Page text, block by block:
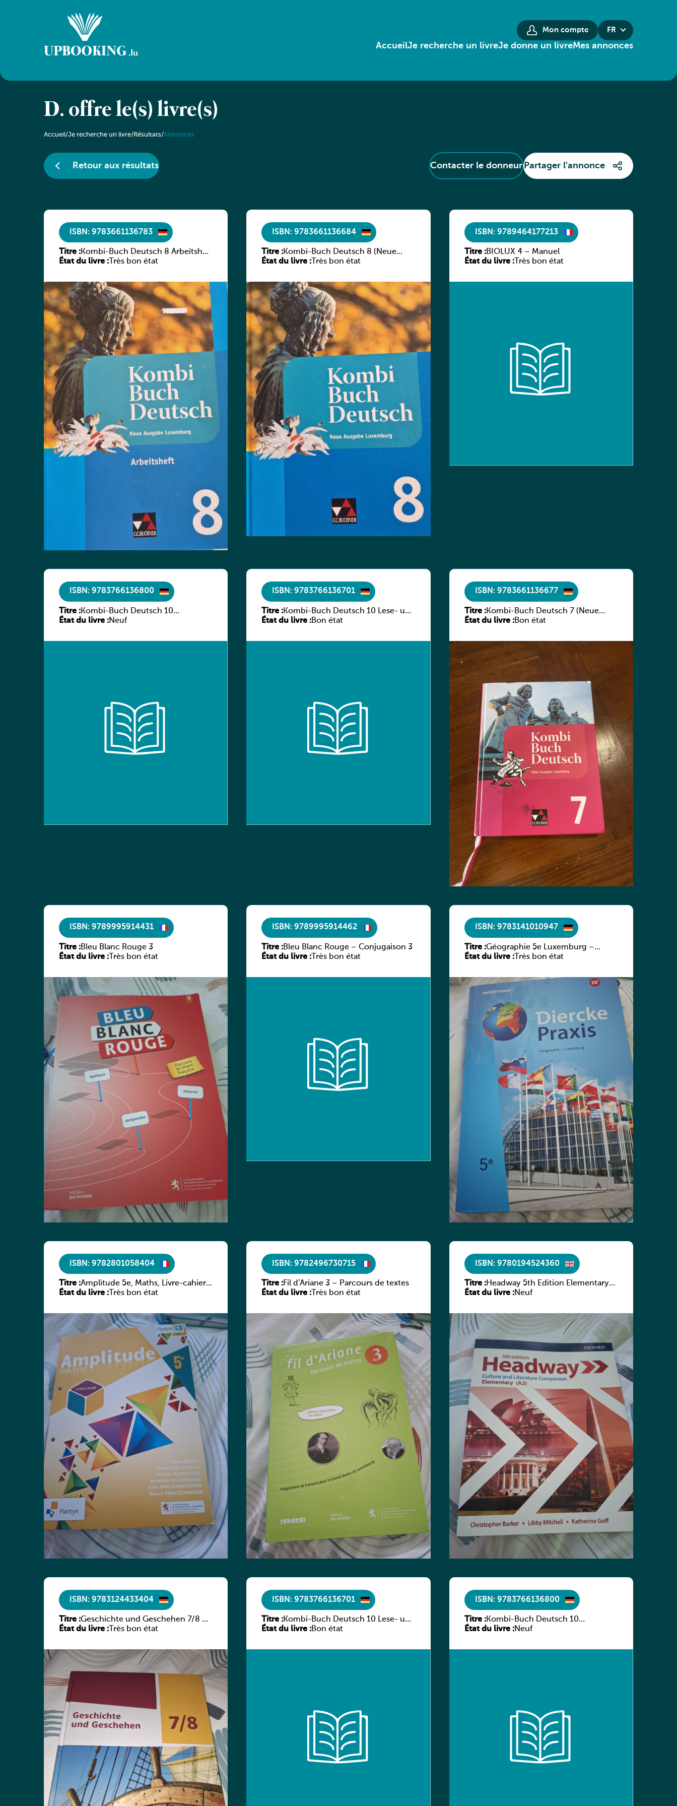
Mon compte FR
AccueilJe recherche un livreJe donne un livreMes annonces
D. offre le(s) livre(s)
Accueil/Je recherche un livre/Résultats/Annonces
Retour aux résultats Contacter le donneur Partager l'annonce
ISBN: 9783661136783
Titre :Kombi-Buch Deutsch 8 Arbeitsheft
(Neue Ausgabe Luxemburg)
État du livre : Très bon état
ISBN: 9783661136684
Titre :Kombi-Buch Deutsch 8 (Neue
Ausgabe Luxemburg)
État du livre : Très bon état
ISBN: 9789464177213
Titre :BIOLUX 4 – Manuel
État du livre :Très bon état
ISBN: 9783766136800
Titre :Kombi-Buch Deutsch 10
Arbeitsheft
État du livre :Neuf
ISBN: 9783766136701
Titre :Kombi-Buch Deutsch 10 Lese- und
Sprachbuch
État du livre :Bon état
ISBN: 9783661136677
Titre :Kombi-Buch Deutsch 7 (Neue
Ausgabe Luxemburg)
État du livre :Bon état
ISBN: 9789995914431
Titre :Bleu Blanc Rouge 3
État du livre : Très bon état
ISBN: 9789995914462
Titre :Bleu Blanc Rouge – Conjugaison 3
État du livre : Très bon état
ISBN: 9783141010947
Titre :Géographie 5e Luxemburg –
Diercke Praxis
État du livre :Très bon état
ISBN: 9782801058404
Titre :Amplitude 5e, Maths, Livre-cahier,
version luxembourgeoise
État du livre : Très bon état
ISBN: 9782496730715
Titre :Fil d’Ariane 3 – Parcours de textes
État du livre : Très bon état
ISBN: 9780194524360
Titre :Headway 5th Edition Elementary
Culture and Literature Companion
État du livre :Neuf
ISBN: 9783124433404
Titre :Geschichte und Geschehen 7/8 –
Rheinland-Pfalz
État du livre : Très bon état
ISBN: 9783766136701
Titre :Kombi-Buch Deutsch 10 Lese- und
Sprachbuch
État du livre :Bon état
ISBN: 9783766136800
Titre :Kombi-Buch Deutsch 10
Arbeitsheft
État du livre :Neuf